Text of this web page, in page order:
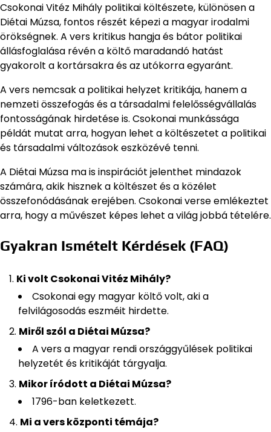
Csokonai Vitéz Mihály politikai költészete, különösen a
Diétai Múzsa, fontos részét képezi a magyar irodalmi
örökségnek. A vers kritikus hangja és bátor politikai
állásfoglalása révén a költő maradandó hatást
gyakorolt a kortársakra és az utókorra egyaránt.
A vers nemcsak a politikai helyzet kritikája, hanem a
nemzeti összefogás és a társadalmi felelősségvállalás
fontosságának hirdetése is. Csokonai munkássága
példát mutat arra, hogyan lehet a költészetet a politikai
és társadalmi változások eszközévé tenni.
A Diétai Múzsa ma is inspirációt jelenthet mindazok
számára, akik hisznek a költészet és a közélet
összefonódásának erejében. Csokonai verse emlékeztet
arra, hogy a művészet képes lehet a világ jobbá tételére.
Gyakran Ismételt Kérdések (FAQ)
Ki volt Csokonai Vitéz Mihály?
Csokonai egy magyar költő volt, aki a
felvilágosodás eszméit hirdette.
Miről szól a Diétai Múzsa?
A vers a magyar rendi országgyűlések politikai
helyzetét és kritikáját tárgyalja.
Mikor íródott a Diétai Múzsa?
1796-ban keletkezett.
Mi a vers központi témája?